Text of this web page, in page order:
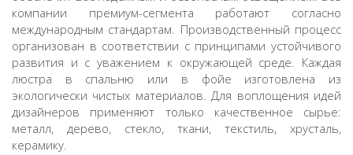
компании премиум-сегмента работают согласно
международным стандартам. Производственный процесс
организован в соответствии с принципами устойчивого
развития и с уважением к окружающей среде. Каждая
люстра в спальню или в фойе изготовлена из
экологически чистых материалов. Для воплощения идей
дизайнеров применяют только качественное сырье:
металл, дерево, стекло, ткани, текстиль, хрусталь,
керамику.